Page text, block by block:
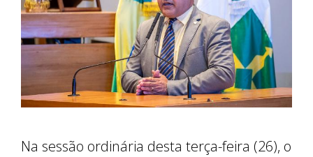
Na sessão ordinária desta terça-feira (26), o